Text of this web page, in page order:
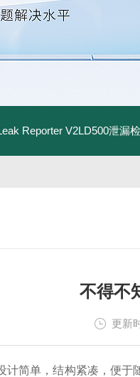
Reporter V2LD500泄漏
不得不
更新
计简单，结构紧凑，便于